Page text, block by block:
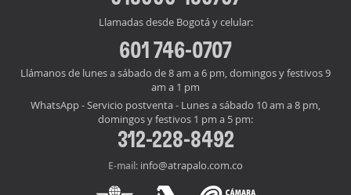
Llamadas desde Bogotá y celular:
601 746-0707
Llámanos de lunes a sábado de 8 am a 6 pm, domingos y festivos 9
am a 1 pm
WhatsApp - Servicio postventa - Lunes a sábado 10 am a 8 pm,
domingos y festivos 1 pm a 5 pm:
312-228-8492
E-mail: info@atrapalo.com.co